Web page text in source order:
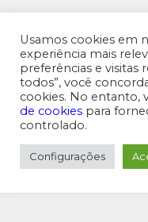
MENU SUPERIOR
Usamos cookies em
experiência mais
preferências e visitas
todos”, você
cookies. No entanto,
de cookies para
controlado.
Configurações